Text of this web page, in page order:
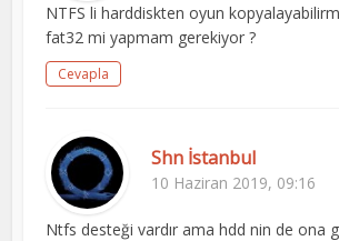
NTFS li harddiskten oyun
fat32 mi yapmam gerekiyor ?
Cevapla
Shn İstanbul
10 Haziran 2019, 09:16
Ntfs desteği vardır ama hdd nin de ona